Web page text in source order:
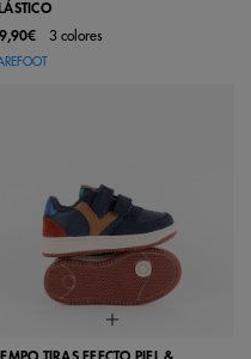
3 colores